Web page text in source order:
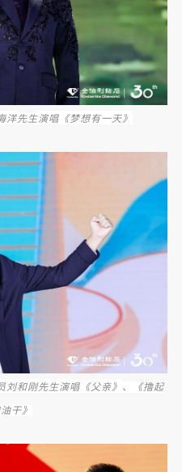
洋先生演唱《梦想有一天》
和刚先生演唱《父亲》 、《撸起
干》